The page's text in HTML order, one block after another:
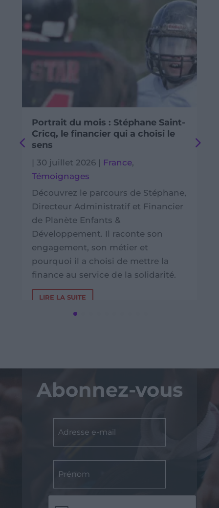
Portrait du mois : Stéphane Saint-
Cricq, le financier qui a choisi le
sens
| 30 juillet 2026 | France,
Témoignages
Découvrez le parcours de Stéphane,
Directeur Administratif et Financier
de Planète Enfants &
Développement. Il raconte son
engagement, son métier et
pourquoi il a choisi de mettre la
finance au service de la solidarité.
LIRE LA SUITE
Abonnez-vous